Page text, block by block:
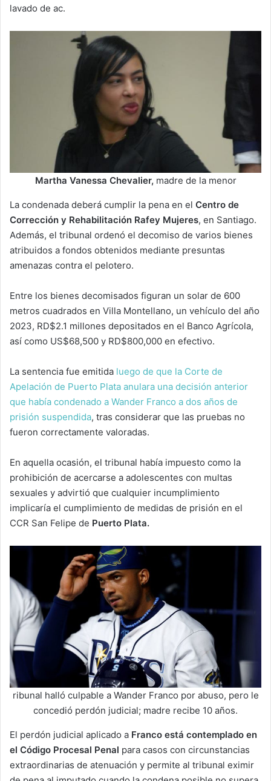
lavado de ac.
Martha Vanessa Chevalier, madre de la menor
La condenada deberá cumplir la pena en el Centro de
Corrección y Rehabilitación Rafey Mujeres, en Santiago.
Además, el tribunal ordenó el decomiso de varios bienes
atribuidos a fondos obtenidos mediante presuntas
amenazas contra el pelotero.
Entre los bienes decomisados ​​figuran un solar de 600
metros cuadrados en Villa Montellano, un vehículo del año
2023, RD$2.1 millones depositados en el Banco Agrícola,
así como US$68,500 y RD$800,000 en efectivo.
La sentencia fue emitida luego de que la Corte de
Apelación de Puerto Plata anulara una decisión anterior
que había condenado a Wander Franco a dos años de
prisión suspendida, tras considerar que las pruebas no
fueron correctamente valoradas.
En aquella ocasión, el tribunal había impuesto como la
prohibición de acercarse a adolescentes con multas
sexuales y advirtió que cualquier incumplimiento
implicaría el cumplimiento de medidas de prisión en el
CCR San Felipe de Puerto Plata.
ribunal halló culpable a Wander Franco por abuso, pero le
concedió perdón judicial; madre recibe 10 años.
El perdón judicial aplicado a Franco está contemplado en
el Código Procesal Penal para casos con circunstancias
extraordinarias de atenuación y permite al tribunal eximir